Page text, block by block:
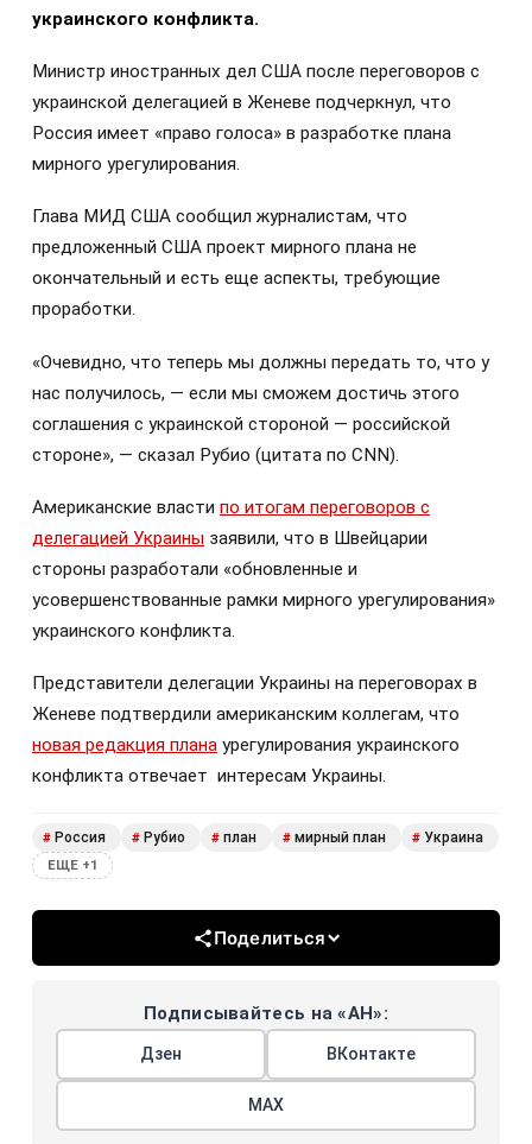
украинского конфликта.
Министр иностранных дел США после переговоров с
украинской делегацией в Женеве подчеркнул, что
Россия имеет «право голоса» в разработке плана
мирного урегулирования.
Глава МИД США сообщил журналистам, что
предложенный США проект мирного плана не
окончательный и есть еще аспекты, требующие
проработки.
«Очевидно, что теперь мы должны передать то, что у
нас получилось, — если мы сможем достичь этого
соглашения с украинской стороной — российской
стороне», — сказал Рубио (цитата по CNN).
Американские власти по итогам переговоров с
делегацией Украины заявили, что в Швейцарии
стороны разработали «обновленные и
усовершенствованные рамки мирного урегулирования»
украинского конфликта.
Представители делегации Украины на переговорах в
Женеве подтвердили американским коллегам, что
новая редакция плана урегулирования украинского
конфликта отвечает интересам Украины.
# Россия # Рубио # план # мирный план # Украина
ЕЩЕ +1
Поделиться
Подписывайтесь на «АН»:
Дзен ВКонтакте
МАХ